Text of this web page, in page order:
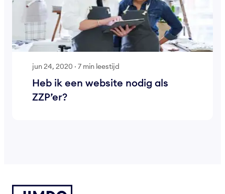
jun 24, 2020 · 7 min leestijd
Heb ik een website nodig als
ZZP’er?